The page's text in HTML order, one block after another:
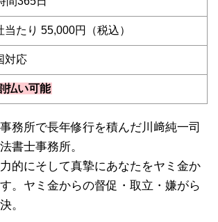
当たり 55,000円（税込）
対応
払い可能
務所で長年修行を積んだ川﨑純一司
書士事務所。
的にそして真摯にあなたをヤミ金か
。ヤミ金からの督促・取立・嫌がら
。